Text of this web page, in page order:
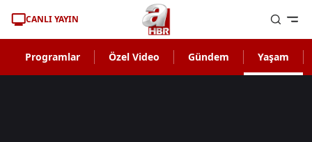
CANLI YAYIN
Programlar Özel Video Gündem Yaşam